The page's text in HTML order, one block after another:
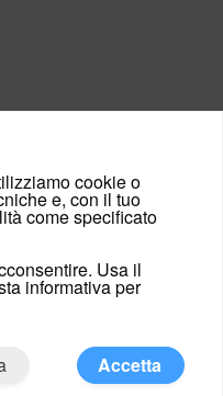
cookie o
e, con il tuo
come specificato
Usa il
informativa per
Accetta